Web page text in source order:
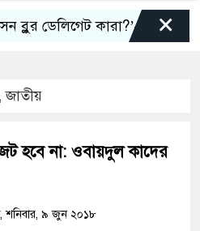
ডেলিগেট কারা?’—চট্টগ্রাম×
,জাতীয়
হবে না: ওবায়দুল কাদের
শনিবার, ৯ জুন ২০১৮